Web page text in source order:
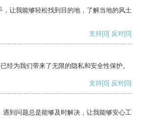
，让我能够轻松找到目的地，了解当地的风土
支持[0] 反对[0]
经为我们带来了无限的隐私和安全性保护。
支持[0] 反对[0]
遇到问题总是能够及时解决，让我能够安心工